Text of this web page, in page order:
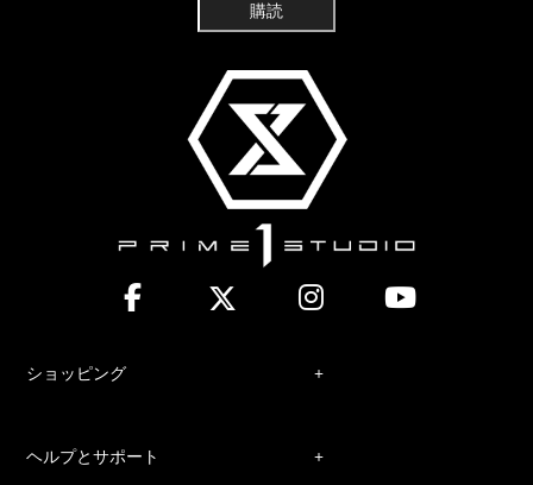
購読
ショッピング
ヘルプとサポート